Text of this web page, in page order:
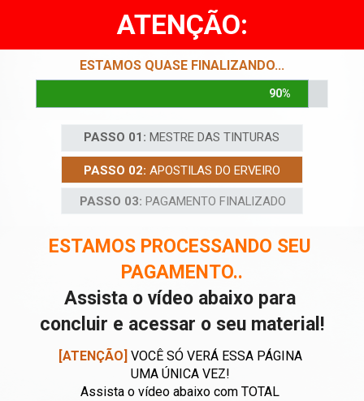
ATENÇÃO:
ESTAMOS QUASE FINALIZANDO...
90%
PASSO 01: MESTRE DAS TINTURAS
PASSO 02: APOSTILAS DO ERVEIRO
PASSO 03: PAGAMENTO FINALIZADO
ESTAMOS PROCESSANDO SEU
PAGAMENTO..
Assista o vídeo abaixo para
concluir e acessar o seu material!
[ATENÇÃO] VOCÊ SÓ VERÁ ESSA PÁGINA
UMA ÚNICA VEZ!
Assista o vídeo abaixo com TOTAL